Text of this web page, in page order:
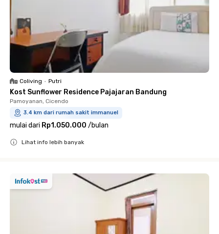
Coliving • Putri
Kost Sunflower Residence Pajajaran Bandung
Pamoyanan, Cicendo
3.4 km dari rumah sakit immanuel
mulai dari Rp1.050.000 /bulan
Lihat info lebih banyak